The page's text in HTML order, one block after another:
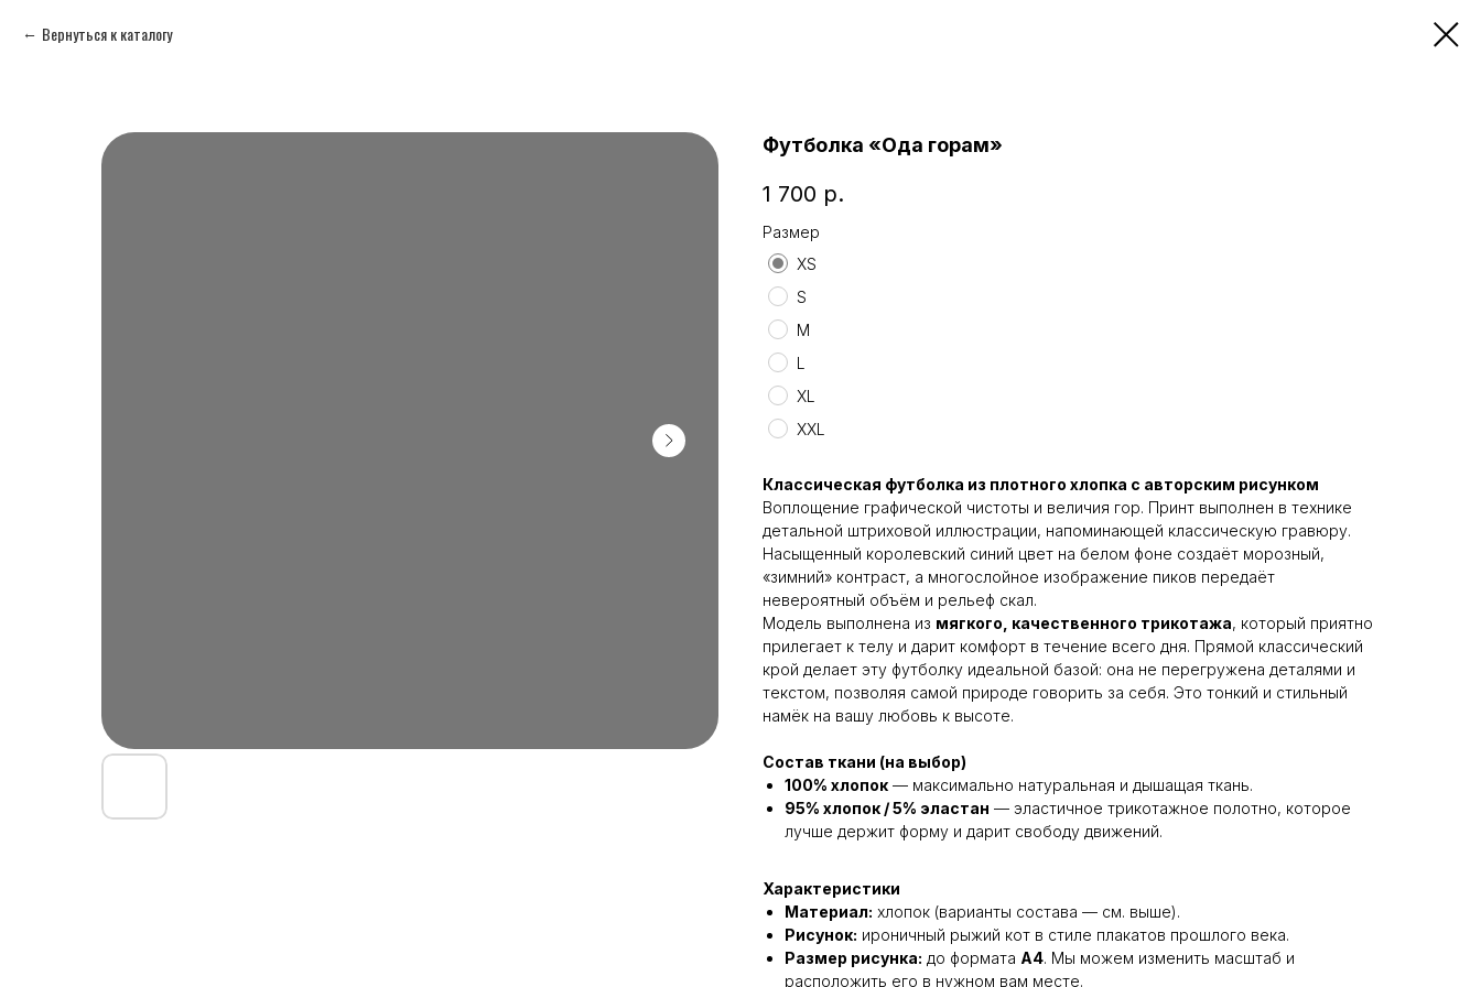
Вернуться к каталогу
Футболка «Ода горам»
1 700 р.
Размер
XS
S
M
L
XL
XXL
Классическая футболка из плотного хлопка с авторским рисунком
Воплощение графической чистоты и величия гор. Принт выполнен в технике
детальной штриховой иллюстрации, напоминающей классическую гравюру.
Насыщенный королевский синий цвет на белом фоне создаёт морозный,
«зимний» контраст, а многослойное изображение пиков передаёт
невероятный объём и рельеф скал.
Модель выполнена из мягкого, качественного трикотажа, который приятно
прилегает к телу и дарит комфорт в течение всего дня. Прямой классический
крой делает эту футболку идеальной базой: она не перегружена деталями и
текстом, позволяя самой природе говорить за себя. Это тонкий и стильный
намёк на вашу любовь к высоте.
Состав ткани (на выбор)
100% хлопок — максимально натуральная и дышащая ткань.
95% хлопок / 5% эластан — эластичное трикотажное полотно, которое
лучше держит форму и дарит свободу движений.
Характеристики
Материал: хлопок (варианты состава — см. выше).
Рисунок: ироничный рыжий кот в стиле плакатов прошлого века.
Размер рисунка: до формата A4. Мы можем изменить масштаб и
расположить его в нужном вам месте.